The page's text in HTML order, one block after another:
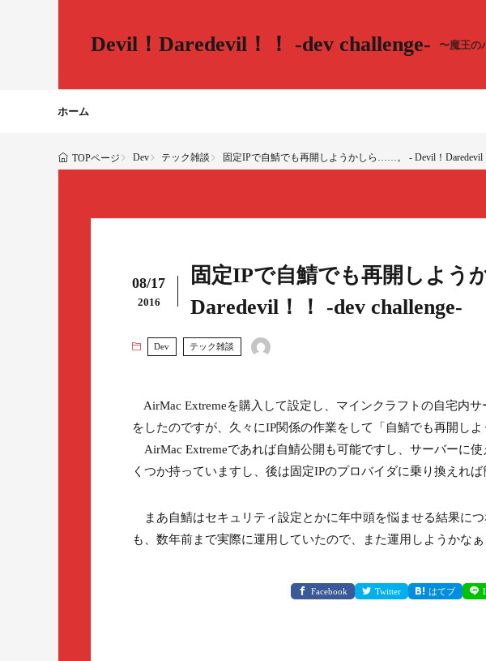
Devil！Daredevil！！ -dev challenge- 〜魔王の
ホーム
TOPページ Dev テック雑談 固定IPで自鯖でも再開しようかしら……。 - Devil！Daredevil
08/17
2016
固定IPで自鯖でも再開しよう
Daredevil！！ -dev challenge-
Dev テック雑談
AirMac Extremeを購入して設定し、マインクラフトの自宅内
をしたのですが、久々にIP関係の作業をして「自鯖でも再開し
AirMac Extremeであれば自鯖公開も可能ですし、サーバーに
くつか持っていますし、後は固定IPのプロバイダに乗り換えれ
まあ自鯖はセキュリティ設定とかに年中頭を悩ませる結果に
も、数年前まで実際に運用していたので、また運用しようかな
Facebook Twitter はてブ